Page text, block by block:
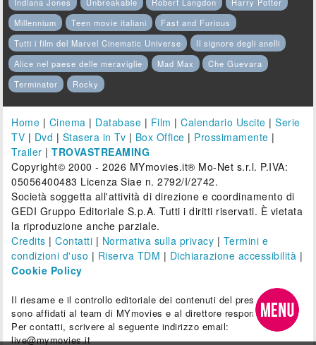
Indiana Jones
Unbreakable Robert Langdon
Harry Potter
Millennium
Teen movie italiani
Fast and Furious
Tutti i film del Marvel Cinematic Universe
Il signore degli anelli
Alice nel paese delle meraviglie
Mad Max
Che Guevara
Terminator
Rocky
Home | Cinema | Database | Film |Calendario Uscite |Serie
TV | Dvd | Stasera in Tv | Box Office | Prossimamente |
Trailer |TROVASTREAMING
Copyright© 2000 - 2026 MYmovies.it® Mo-Net s.r.l. P.IVA:
05056400483 Licenza Siae n. 2792/I/2742.
Società soggetta all'attività di direzione e coordinamento di
GEDI Gruppo Editoriale S.p.A. Tutti i diritti riservati. È vietata
la riproduzione anche parziale.
Credits |Contatti | Normativa sulla privacy | Termini e
condizioni d'uso | Riserva TDM | Dichiarazione accessibilità |
Cookie Policy
Il riesame e il controllo editoriale dei contenuti del presente sito
sono affidati al team di MYmovies e al direttore responsabile.
Per contatti, scrivere al seguente indirizzo email:
live@mymovies.it